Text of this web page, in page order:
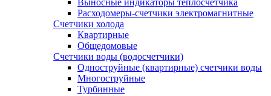
Выносные индикаторы теплосчетчика
Расходомеры-счетчики электромагнитные
Счетчики холода
Квартирные
Общедомовые
Счетчики воды (водосчетчики)
Одноструйные (квартирные) счетчики воды
Многоструйные
Турбинные